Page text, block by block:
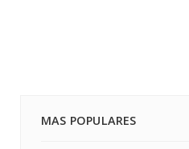
MAS POPULARES